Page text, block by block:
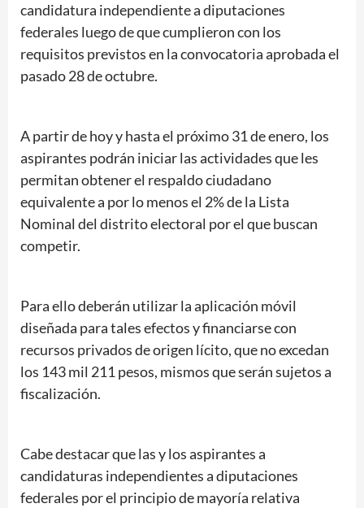
candidatura independiente a diputaciones
federales luego de que cumplieron con los
requisitos previstos en la convocatoria aprobada el
pasado 28 de octubre.
A partir de hoy y hasta el próximo 31 de enero, los
aspirantes podrán iniciar las actividades que les
permitan obtener el respaldo ciudadano
equivalente a por lo menos el 2% de la Lista
Nominal del distrito electoral por el que buscan
competir.
Para ello deberán utilizar la aplicación móvil
diseñada para tales efectos y financiarse con
recursos privados de origen lícito, que no excedan
los 143 mil 211 pesos, mismos que serán sujetos a
fiscalización.
Cabe destacar que las y los aspirantes a
candidaturas independientes a diputaciones
federales por el principio de mayoría relativa